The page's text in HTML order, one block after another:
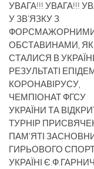
УВАГА!!! УВАГА!!!
У ЗВ’ЯЗКУ З
ОБСТАВИНАМИ,
СТАЛИСЯ В
РЕЗУЛЬТАТІ
КОРОНАВІРУСУ,
ЧЕМПІОНАТ ФГСУ
УКРАЇНИ ТА
ТУРНІР
ПАМ’ЯТІ
ГИРЬОВОГО
УКРАЇНІ